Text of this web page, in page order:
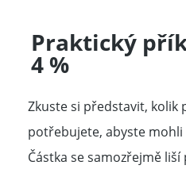
Praktický
4 %
Zkuste si představit, kolik
potřebujete, abyste
Částka se samozřejmě